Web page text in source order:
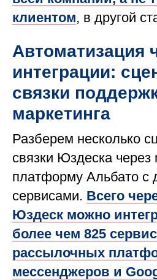
клиентом, в другой
Автоматизация
интеграции:
связки
маркетинга
Разберем несколько
связки Юздеска через
платформу Альбато с
сервисами. Всего
Юздеск можно
более чем 825
рассылочных
мессенджеров и